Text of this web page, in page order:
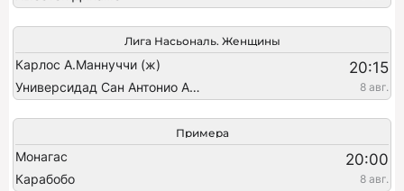
Лига Насьональ. Женщины
Карлос А.Маннуччи (ж) 20:15
Универсидад Сан Антонио Абад (ж) 8 авг.
Примера
Монагас 20:00
Карабобо 8 авг.